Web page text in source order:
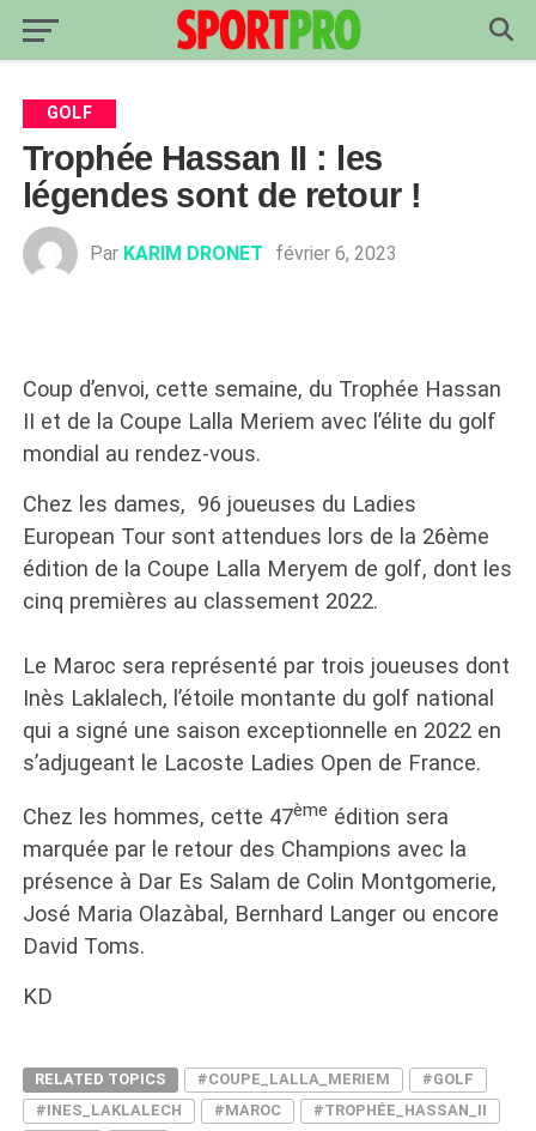
GOLF
Trophée Hassan II : les
légendes sont de retour !
Par KARIM DRONET février 6, 2023
Coup d’envoi, cette semaine, du Trophée Hassan
II et de la Coupe Lalla Meriem avec l’élite du golf
mondial au rendez-vous.
Chez les dames, 96 joueuses du Ladies
European Tour sont attendues lors de la 26ème
édition de la Coupe Lalla Meryem de golf, dont les
cinq premières au classement 2022.
Le Maroc sera représenté par trois joueuses dont
Inès Laklalech, l’étoile montante du golf national
qui a signé une saison exceptionnelle en 2022 en
s’adjugeant le Lacoste Ladies Open de France.
Chez les hommes, cette 47ème édition sera
marquée par le retour des Champions avec la
présence à Dar Es Salam de Colin Montgomerie,
José Maria Olazàbal, Bernhard Langer ou encore
David Toms.
KD
RELATED TOPICS #COUPE_LALLA_MERIEM
#GOLF
#INES_LAKLALECH
#MAROC
#TROPHÉE_HASSAN_II